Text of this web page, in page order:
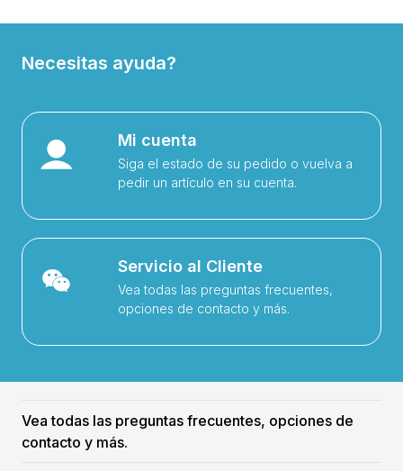
Necesitas ayuda?
Mi cuenta
Siga el estado de su pedido o vuelva a
pedir un artículo en su cuenta.
Servicio al Cliente
Vea todas las preguntas frecuentes,
opciones de contacto y más.
Vea todas las preguntas frecuentes, opciones de
contacto y más.